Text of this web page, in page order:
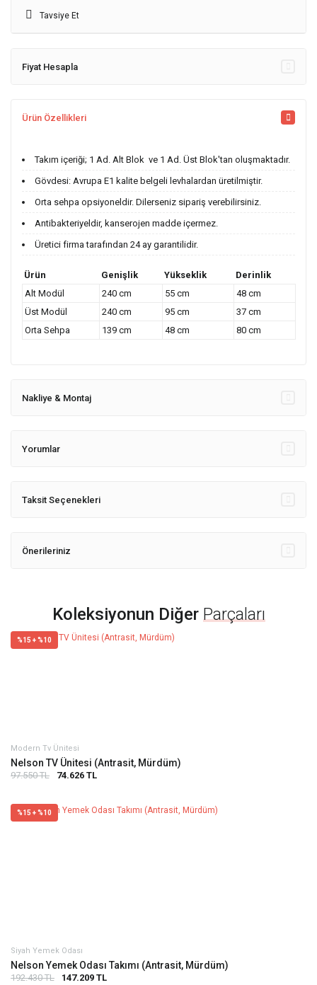
Tavsiye Et
Fiyat Hesapla
Ürün Özellikleri
Takım içeriği; 1 Ad. Alt Blok ve 1 Ad. Üst Blok'tan oluşmaktadır.
Gövdesi: Avrupa E1 kalite belgeli levhalardan üretilmiştir.
Orta sehpa opsiyoneldir. Dilerseniz sipariş verebilirsiniz.
Antibakteriyeldir, kanserojen madde içermez.
Üretici firma tarafından 24 ay garantilidir.
Ürün Genişlik Yükseklik
Derinlik
Alt Modül
240 cm 55 cm
48 cm
Üst Modül
240 cm 95 cm
37 cm
Orta Sehpa
139 cm 48 cm 80 cm
Nakliye & Montaj
Yorumlar
Taksit Seçenekleri
Önerileriniz
Koleksiyonun Diğer Parçaları
%15 + %10
Modern Tv Ünitesi
Nelson TV Ünitesi (Antrasit, Mürdüm)
97.550 TL 74.626 TL
%15 + %10
Siyah Yemek Odası
Nelson Yemek Odası Takımı (Antrasit, Mürdüm)
192.430 TL 147.209 TL